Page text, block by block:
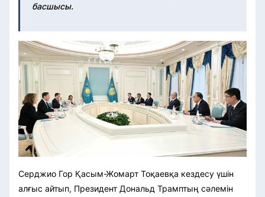
басшысы.
Серджио Гор Қасым-Жомарт Тоқаевқа кездесу үшін
алғыс айтып, Президент Дональд Трамптың сәлемін